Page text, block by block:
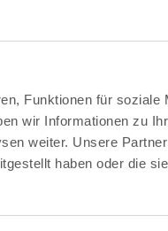
Funktionen für soziale
wir Informationen zu
weiter. Unsere
haben oder die
komfortabel –
Eifel.
aufs
Sie Ihren
Wir sind uns